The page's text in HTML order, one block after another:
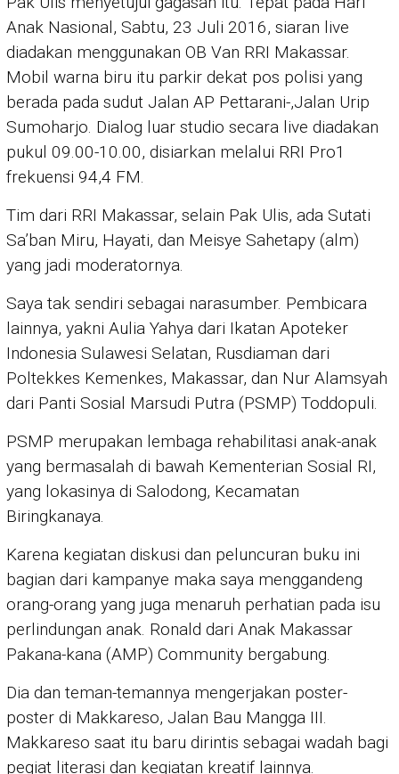
Anak Nasional, Sabtu, 23 Juli 2016, siaran live
diadakan menggunakan OB Van RRI Makassar.
Mobil warna biru itu parkir dekat pos polisi yang
berada pada sudut Jalan AP Pettarani-,Jalan Urip
Sumoharjo. Dialog luar studio secara live diadakan
pukul 09.00-10.00, disiarkan melalui RRI Pro1
frekuensi 94,4 FM.
Tim dari RRI Makassar, selain Pak Ulis, ada Sutati
Sa’ban Miru, Hayati, dan Meisye Sahetapy (alm)
yang jadi moderatornya.
Saya tak sendiri sebagai narasumber. Pembicara
lainnya, yakni Aulia Yahya dari Ikatan Apoteker
Indonesia Sulawesi Selatan, Rusdiaman dari
Poltekkes Kemenkes, Makassar, dan Nur Alamsyah
dari Panti Sosial Marsudi Putra (PSMP) Toddopuli.
PSMP merupakan lembaga rehabilitasi anak-anak
yang bermasalah di bawah Kementerian Sosial RI,
yang lokasinya di Salodong, Kecamatan
Biringkanaya.
Karena kegiatan diskusi dan peluncuran buku ini
bagian dari kampanye maka saya menggandeng
orang-orang yang juga menaruh perhatian pada isu
perlindungan anak. Ronald dari Anak Makassar
Pakana-kana (AMP) Community bergabung.
Dia dan teman-temannya mengerjakan poster-
poster di Makkareso, Jalan Bau Mangga III.
Makkareso saat itu baru dirintis sebagai wadah bagi
pegiat literasi dan kegiatan kreatif lainnya.